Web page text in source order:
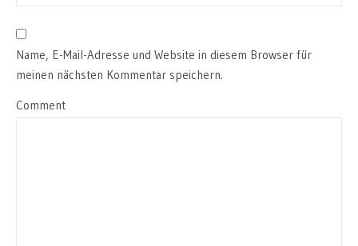
Name, E-Mail-Adresse und Website in diesem Browser für
meinen nächsten Kommentar speichern.
Comment